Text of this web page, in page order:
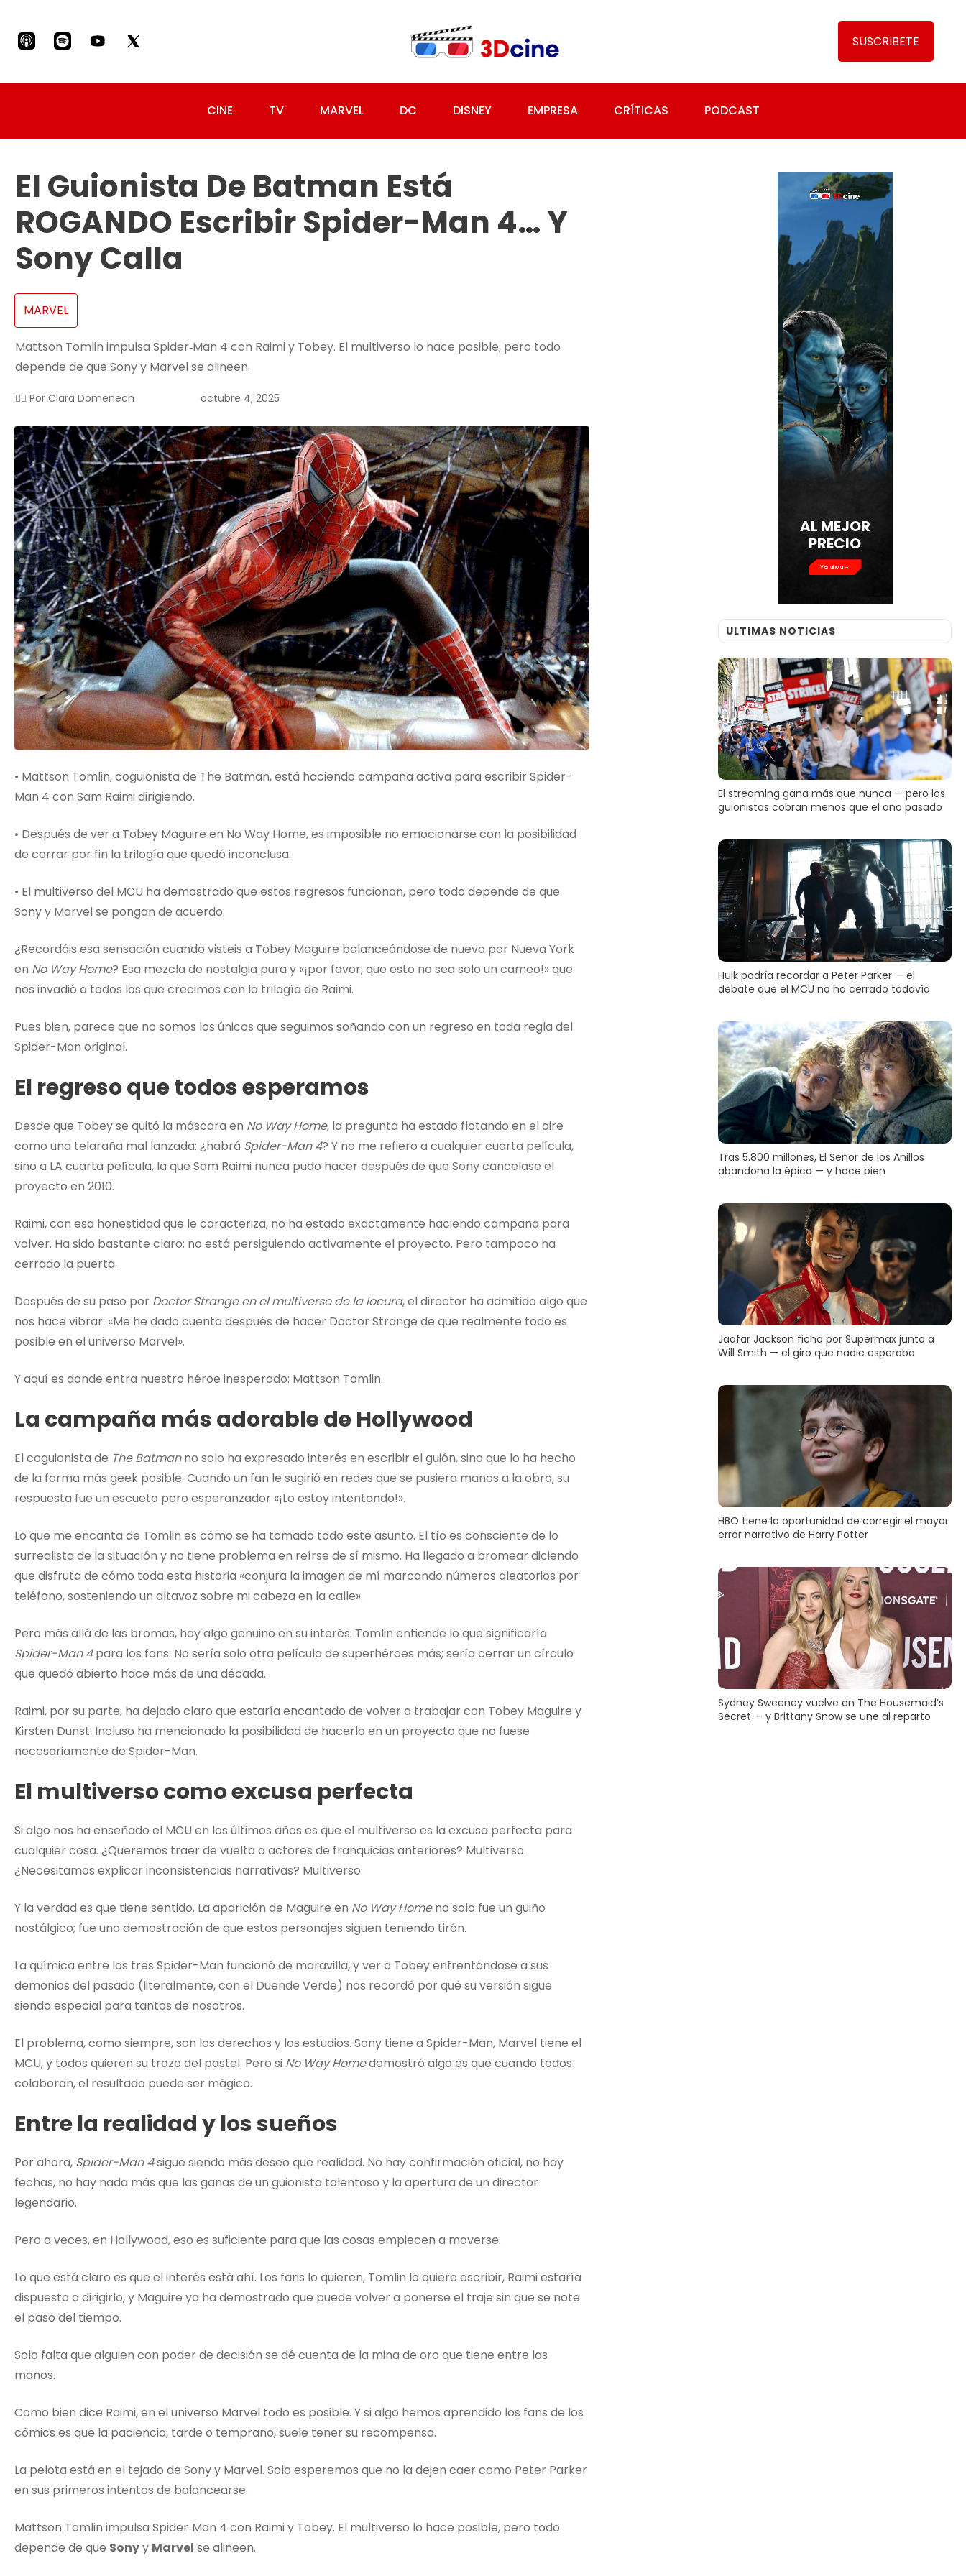
SUSCRIBETE
CINE TV MARVEL DC DISNEY EMPRESA CRÍTICAS PODCAST
El Guionista De Batman Está
ROGANDO Escribir Spider-Man 4… Y
Sony Calla
MARVEL
Mattson Tomlin impulsa Spider‑Man 4 con Raimi y Tobey. El multiverso lo hace posible, pero todo
depende de que Sony y Marvel se alineen.
✍🏻 Por Clara Domenech octubre 4, 2025
• Mattson Tomlin, coguionista de The Batman, está haciendo campaña activa para escribir Spider-
Man 4 con Sam Raimi dirigiendo.
• Después de ver a Tobey Maguire en No Way Home, es imposible no emocionarse con la posibilidad
de cerrar por fin la trilogía que quedó inconclusa.
• El multiverso del MCU ha demostrado que estos regresos funcionan, pero todo depende de que
Sony y Marvel se pongan de acuerdo.
¿Recordáis esa sensación cuando visteis a Tobey Maguire balanceándose de nuevo por Nueva York
en No Way Home? Esa mezcla de nostalgia pura y «¡por favor, que esto no sea solo un cameo!» que
nos invadió a todos los que crecimos con la trilogía de Raimi.
Pues bien, parece que no somos los únicos que seguimos soñando con un regreso en toda regla del
Spider-Man original.
El regreso que todos esperamos
Desde que Tobey se quitó la máscara en No Way Home, la pregunta ha estado flotando en el aire
como una telaraña mal lanzada: ¿habrá Spider-Man 4? Y no me refiero a cualquier cuarta película,
sino a LA cuarta película, la que Sam Raimi nunca pudo hacer después de que Sony cancelase el
proyecto en 2010.
Raimi, con esa honestidad que le caracteriza, no ha estado exactamente haciendo campaña para
volver. Ha sido bastante claro: no está persiguiendo activamente el proyecto. Pero tampoco ha
cerrado la puerta.
Después de su paso por Doctor Strange en el multiverso de la locura, el director ha admitido algo que
nos hace vibrar: «Me he dado cuenta después de hacer Doctor Strange de que realmente todo es
posible en el universo Marvel».
Y aquí es donde entra nuestro héroe inesperado: Mattson Tomlin.
La campaña más adorable de Hollywood
El coguionista de The Batmanno solo ha expresado interés en escribir el guión, sino que lo ha hecho
de la forma más geek posible. Cuando un fan le sugirió en redes que se pusiera manos a la obra, su
respuesta fue un escueto pero esperanzador «¡Lo estoy intentando!».
Lo que me encanta de Tomlin es cómo se ha tomado todo este asunto. El tío es consciente de lo
surrealista de la situación y no tiene problema en reírse de sí mismo. Ha llegado a bromear diciendo
que disfruta de cómo toda esta historia «conjura la imagen de mí marcando números aleatorios por
teléfono, sosteniendo un altavoz sobre mi cabeza en la calle».
Pero más allá de las bromas, hay algo genuino en su interés. Tomlin entiende lo que significaría
Spider-Man 4para los fans. No sería solo otra película de superhéroes más; sería cerrar un círculo
que quedó abierto hace más de una década.
Raimi, por su parte, ha dejado claro que estaría encantado de volver a trabajar con Tobey Maguire y
Kirsten Dunst. Incluso ha mencionado la posibilidad de hacerlo en un proyecto que no fuese
necesariamente de Spider-Man.
El multiverso como excusa perfecta
Si algo nos ha enseñado el MCU en los últimos años es que el multiverso es la excusa perfecta para
cualquier cosa. ¿Queremos traer de vuelta a actores de franquicias anteriores? Multiverso.
¿Necesitamos explicar inconsistencias narrativas? Multiverso.
Y la verdad es que tiene sentido. La aparición de Maguire en No Way Homeno solo fue un guiño
nostálgico; fue una demostración de que estos personajes siguen teniendo tirón.
La química entre los tres Spider-Man funcionó de maravilla, y ver a Tobey enfrentándose a sus
demonios del pasado (literalmente, con el Duende Verde) nos recordó por qué su versión sigue
siendo especial para tantos de nosotros.
El problema, como siempre, son los derechos y los estudios. Sony tiene a Spider-Man, Marvel tiene el
MCU, y todos quieren su trozo del pastel. Pero si No Way Homedemostró algo es que cuando todos
colaboran, el resultado puede ser mágico.
Entre la realidad y los sueños
Por ahora, Spider-Man 4sigue siendo más deseo que realidad. No hay confirmación oficial, no hay
fechas, no hay nada más que las ganas de un guionista talentoso y la apertura de un director
legendario.
Pero a veces, en Hollywood, eso es suficiente para que las cosas empiecen a moverse.
Lo que está claro es que el interés está ahí. Los fans lo quieren, Tomlin lo quiere escribir, Raimi estaría
dispuesto a dirigirlo, y Maguire ya ha demostrado que puede volver a ponerse el traje sin que se note
el paso del tiempo.
Solo falta que alguien con poder de decisión se dé cuenta de la mina de oro que tiene entre las
manos.
Como bien dice Raimi, en el universo Marvel todo es posible. Y si algo hemos aprendido los fans de los
cómics es que la paciencia, tarde o temprano, suele tener su recompensa.
La pelota está en el tejado de Sony y Marvel. Solo esperemos que no la dejen caer como Peter Parker
en sus primeros intentos de balancearse.
Mattson Tomlin impulsa Spider‑Man 4 con Raimi y Tobey. El multiverso lo hace posible, pero todo
depende de que Sonyy Marvel se alineen.
AL MEJOR
PRECIO
Ver ahora
ULTIMAS NOTICIAS
El streaming gana más que nunca — pero los
guionistas cobran menos que el año pasado
Hulk podría recordar a Peter Parker — el
debate que el MCU no ha cerrado todavía
Tras 5.800 millones, El Señor de los Anillos
abandona la épica — y hace bien
Jaafar Jackson ficha por Supermax junto a
Will Smith — el giro que nadie esperaba
HBO tiene la oportunidad de corregir el mayor
error narrativo de Harry Potter
Sydney Sweeney vuelve en The Housemaid’s
Secret — y Brittany Snow se une al reparto